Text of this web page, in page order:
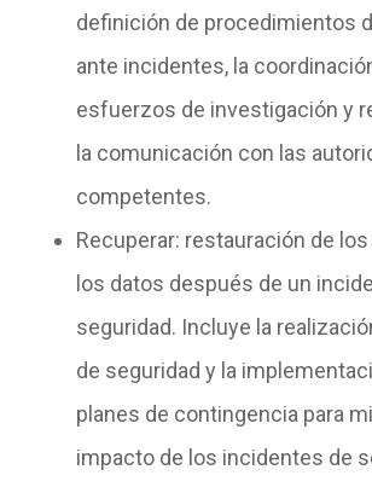
definición de procedimientos
ante incidentes, la
esfuerzos de investigación y
la comunicación con las
competentes.
Recuperar: restauración de
los datos después de un
seguridad. Incluye la
de seguridad y la
planes de contingencia para
impacto de los incidentes de